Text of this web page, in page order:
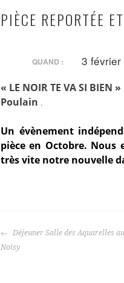
PIÈCE REPORTÉE
QUAND : 3 février
« LE NOIR TE VA SI BIEN
Poulain .
Un évènement
pièce en Octobre. Nous
très vite notre nouvelle
NAVIGATION
DES
Déjeuner Salle des Aquarelles
Noisy